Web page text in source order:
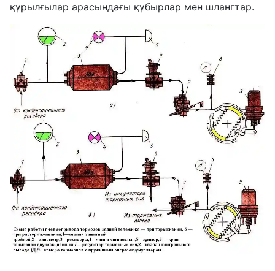
құрылғылар арасындағы құбырлар мен шлангтар.